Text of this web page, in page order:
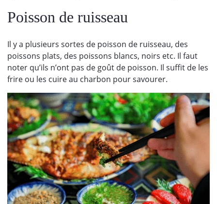
Poisson de ruisseau
Il y a plusieurs sortes de poisson de ruisseau, des
poissons plats, des poissons blancs, noirs etc. Il faut
noter qu’ils n’ont pas de goût de poisson. Il suffit de les
frire ou les cuire au charbon pour savourer.